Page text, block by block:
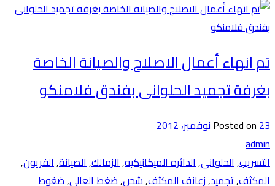
تم انهاء أعمال الاصلاح والصيانة الخاصة
بغرفة تجميد الحلوانى بفندق فلامنكو
Posted on23 نوفمبر، 2012
admin
التسريب,الحلوانى,الدائره الميكانيكيه,الزمالك,الصيانة,الفريون,
المكثف,تجميد,زعانف المكثف,شحن,ضغط العالى,ضغوط